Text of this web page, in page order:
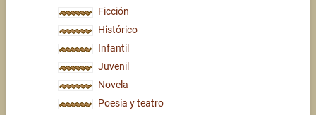
Ficción
Histórico
Infantil
Juvenil
Novela
Poesía y teatro